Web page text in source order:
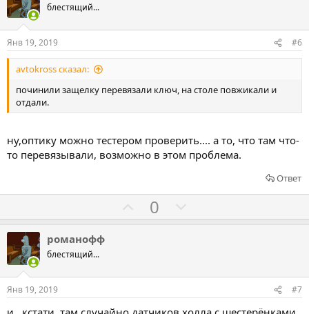
с
в
т
ь
а
с
в
т
ь
р
о
и
блестящий...
Янв 19, 2019 #6
avtokross сказал:
починили защелку перевязали ключ, на столе повжикали и
отдали.
ну,оптику можно тестером проверить.... а то, что там что-
то перевязывали, возможно в этом проблема.
Ответ
о
с
в
0
о
с
в
романофф
блестящий...
Янв 19, 2019 #7